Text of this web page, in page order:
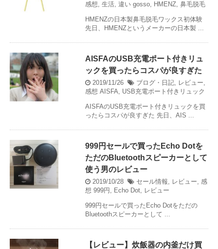
感想, 生活, 違い gosso, HMENZ, 鼻毛脱毛
HMENZの日本製鼻毛脱毛ワックス初体験
先日、HMENZというメーカーの日本製 ...
AISFAのUSB充電ポート付きリュ
ックを買ったらコスパが良すぎた
2019/11/26 ブログ・日記, レビュー,
感想 AISFA, USB充電ポート付きリュック
AISFAのUSB充電ポート付きリュックを買
ったらコスパが良すぎた 先日、AIS ...
999円セールで買ったEcho Dotを
ただのBluetoothスピーカーとして
使う男のレビュー
2019/10/28 セール情報, レビュー, 感
想 999円 , Echo Dot, レビュー
999円セールで買ったEcho Dotをただの
Bluetoothスピーカーとして ...
【レビュー】炊飯器の内釜だけ買